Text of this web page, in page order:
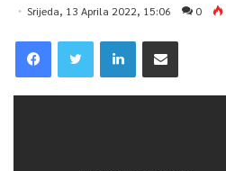
Srijeda, 13 Aprila 2022, 15:06 0